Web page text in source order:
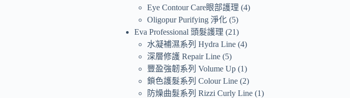
Eye Contour Care眼部護理 4
Oligopur Purifying 淨化 5
Eva Professional 頭髮護理
21
水凝補濕系列 Hydra Line 4
深層修護 Repair Line 5
豐盈強韌系列 Volume Up 1
鎖色護髮系列 Colour Line 2
防燥曲髮系列 Rizzi Curly Line 1